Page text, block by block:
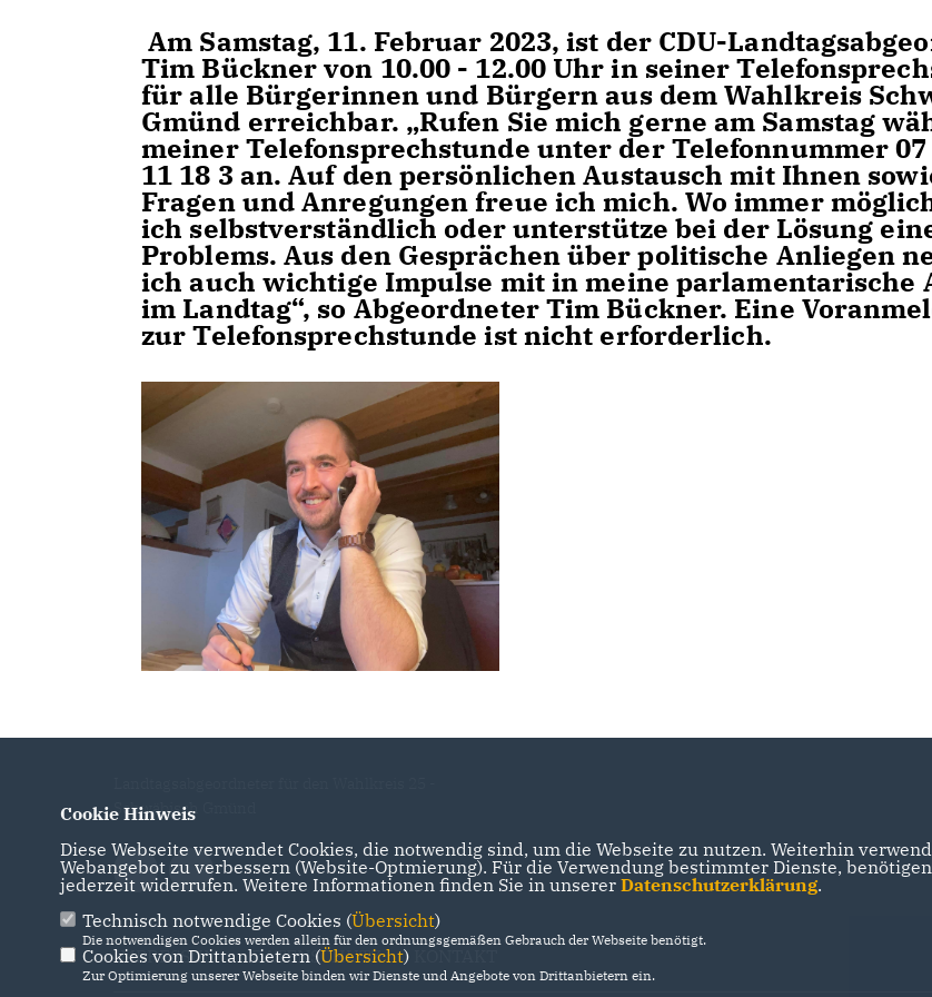
Am Samstag, 11. Februar 2023, ist der CDU-
Tim Bückner von 10.00 - 12.00 Uhr in seiner
für alle Bürgerinnen und Bürgern aus dem Wahlkreis
Gmünd erreichbar. „Rufen Sie mich gerne am Samstag
meiner Telefonsprechstunde unter der Telefonnummer 07
11 18 3 an. Auf den persönlichen Austausch mit Ihnen
Fragen und Anregungen freue ich mich. Wo immer
ich selbstverständlich oder unterstütze bei der Lösung
Problems. Aus den Gesprächen über politische Anliegen
ich auch wichtige Impulse mit in meine parlamentarische
im Landtag“, so Abgeordneter Tim Bückner. Eine
zur Telefonsprechstunde ist nicht erforderlich.
Schwäbisch Gmünd
IMPRESSUM DATENSCHUTZ
Cookie Hinweis
Diese Webseite verwendet Cookies, die notwendig sind, um die Webseite zu nutzen. Weiterhin
Webangebot zu verbessern (Website-Optmierung). Für die Verwendung bestimmter Dienste,
jederzeit widerrufen. Weitere Informationen finden Sie in unserer Datenschutzerklärung.
Technisch notwendige Cookies (Übersicht)
Die notwendigen Cookies werden allein für den ordnungsgemäßen Gebrauch der Webseite benötigt.
Cookies von Drittanbietern (Übersicht)
Zur Optimierung unserer Webseite binden wir Dienste und Angebote von Drittanbietern ein.